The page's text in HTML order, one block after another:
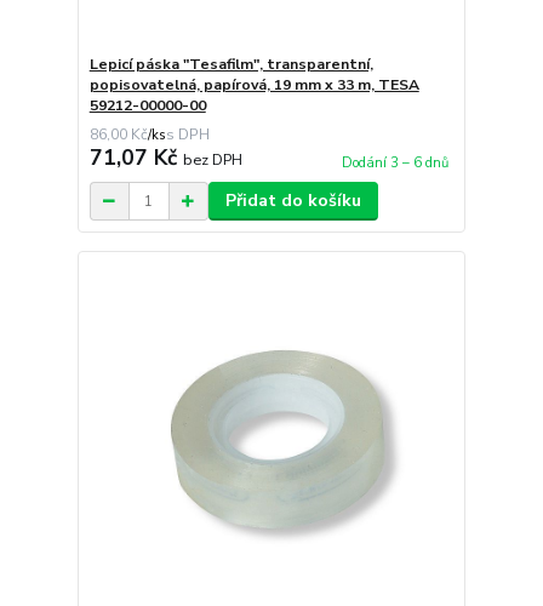
Lepicí páska "Tesafilm", transparentní,
popisovatelná, papírová, 19 mm x 33 m, TESA
59212-00000-00
86,00 Kč/ks
71,07 Kč bez DPH Dodání 3 – 6 dnů
Přidat do košíku